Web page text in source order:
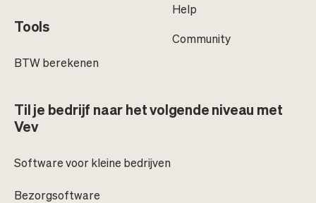
Tools
BTW berekenen
Help
Community
Til je bedrijf naar het volgende niveau met
Vev
Software voor kleine bedrijven
Bezorgsoftware